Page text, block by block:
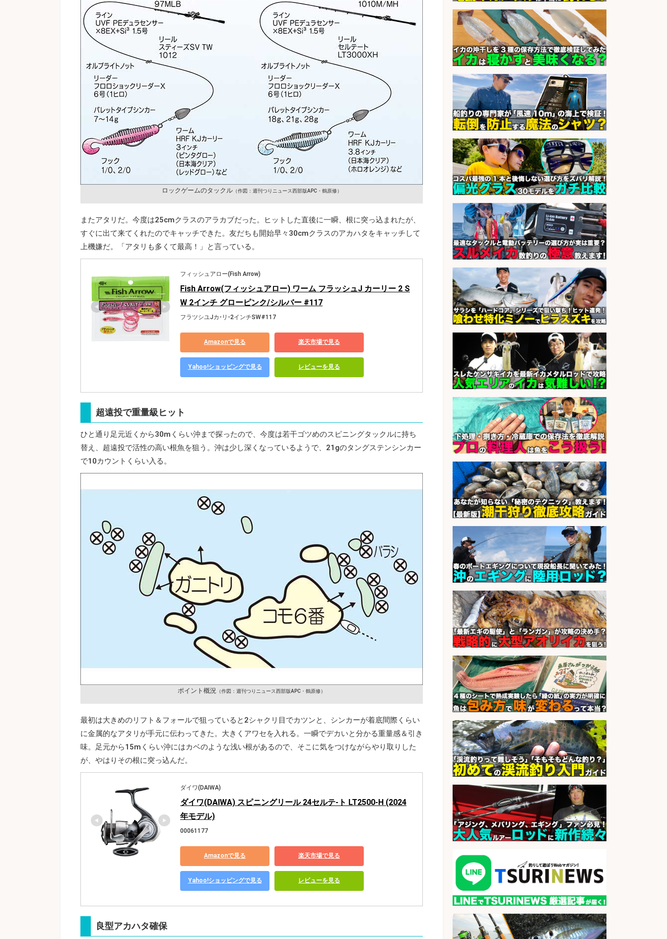
ロックゲームのタックル（作図：週刊つりニュース西部版APC・鶴原修）
またアタリだ。今度は25cmクラスのアラカブだった。ヒットした直後に一瞬、根に突っ込まれたが、
すぐに出て来てくれたのでキャッチできた。友だちも開始早々30cmクラスのアカハタをキャッチして
上機嫌だ。「アタリも多くて最高！」と言っている。
フィッシュアロー(Fish Arrow)
Fish Arrow(フィッシュアロー) ワーム フラッシュJ カーリー 2 S
W 2インチ グローピンク/シルバー #117
フラツシユJカ-リ-2インチSW#117
Amazonで見る 楽天市場で見る
Yahoo!ショッピングで見る レビューを見る
超遠投で重量級ヒット
ひと通り足元近くから30mくらい沖まで探ったので、今度は若干ゴツめのスピニングタックルに持ち
替え、超遠投で活性の高い根魚を狙う。沖は少し深くなっているようで、21gのタングステンシンカー
で10カウントくらい入る。
ポイント概況 （作図：週刊つりニュース西部版APC・鶴原修）
最初は大きめのリフト＆フォールで狙っていると2シャクリ目でカツンと、シンカーが着底間際くらい
に金属的なアタリが手元に伝わってきた。大きくアワセを入れる。一瞬でデカいと分かる重量感＆引き
味。足元から15mくらい沖にはカベのような浅い根があるので、そこに気をつけながらやり取りした
が、やはりその根に突っ込んだ。
ダイワ(DAIWA)
ダイワ(DAIWA) スピニングリール 24セルテ-ト LT2500-H (2024
年モデル)
00061177
Amazonで見る 楽天市場で見る
Yahoo!ショッピングで見る レビューを見る
良型アカハタ確保
魚をさばける方必見「鮮魚部門スタ
ッフ」/3つの働き方が選べる
会社名 株式会社旬
sponsored by 求人ボックス
魚の調理経験が活かせる「鮮魚加
工/食品工場スタッフ」
会社名 株式会社松屋フーズ
レジカウンター/夕方勤務で時給UP
お釣りの計算不要の簡単レジ1日2時
間
sponsored by 求人ボックス
さらに求人情報を見る